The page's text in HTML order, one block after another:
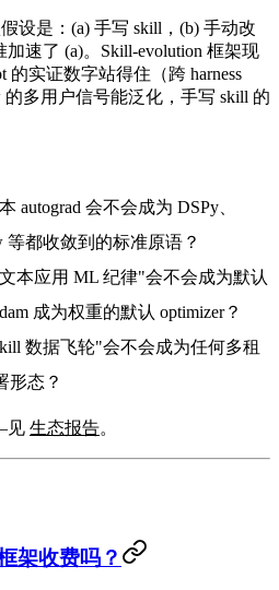
设是： (a) 手写 skill， (b) 手动改
速了 (a)。Skill-evolution 框架现
的实证数字站得住（跨 harness
多用户信号能泛化， 手写 skill 的
autograd 会不会成为 DSPy、
等都收敛到的标准原语？
本应用 ML 纪律"会不会成为默认
成为权重的默认 optimizer？
数据飞轮"会不会成为任何多租
形态？
见 生态报告。
架收费吗？